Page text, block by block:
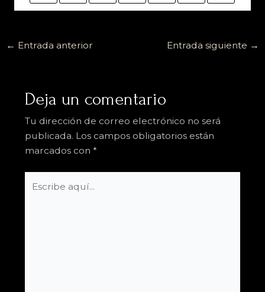
← Entrada anterior Entrada siguiente →
Deja un comentario
Tu dirección de correo electrónico no será
publicada. Los campos obligatorios están
marcados con *
aquí...